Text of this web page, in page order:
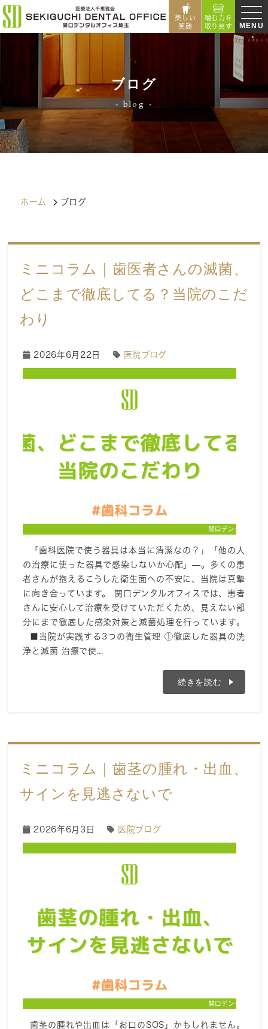
美しい
笑顔
噛む力を
取り戻す
MENU
ブログ
blog
ホーム ブログ
ミニコラム｜歯医者さんの滅菌、
どこまで徹底してる？当院のこだ
わり
2026年6月22日 医院ブログ
「歯科医院で使う器具は本当に清潔なの？」「他の人
の治療に使った器具で感染しないか心配」—。多くの患
者さんが抱えるこうした衛生面への不安に、当院は真摯
に向き合っています。 関口デンタルオフィスでは、患者
さんに安心して治療を受けていただくため、見えない部
分にまで徹底した感染対策と滅菌処理を行っています。
■当院が実践する3つの衛生管理 ①徹底した器具の洗
浄と滅菌 治療で使...
続きを読む
ミニコラム｜歯茎の腫れ・出血、
サインを見逃さないで
2026年6月3日 医院ブログ
歯茎の腫れや出血は「お口のSOS」かもしれません。